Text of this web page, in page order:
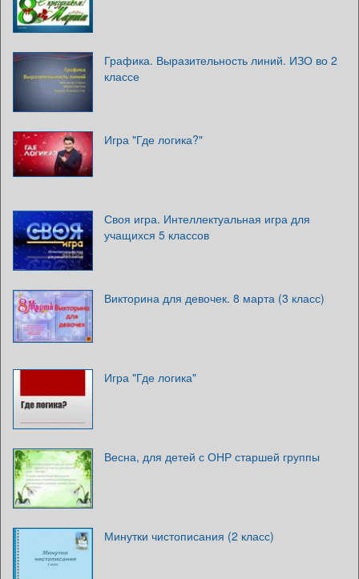
Графика. Выразительность линий. ИЗО во 2
классе
Игра "Где логика?"
Своя игра. Интеллектуальная игра для
учащихся 5 классов
Викторина для девочек. 8 марта (3 класс)
Игра "Где логика"
Весна, для детей с ОНР старшей группы
Минутки чистописания (2 класс)